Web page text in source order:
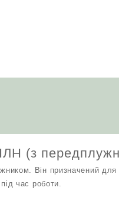
(з
Він призначений для
час роботи.